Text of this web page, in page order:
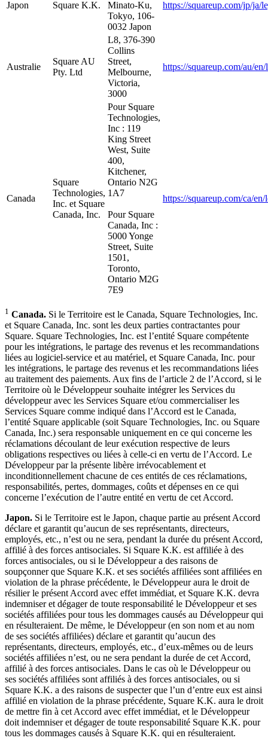
Japon Square K.K.
Minato-Ku,
Tokyo, 106-
0032 Japon
https://squareup.com/jp/ja/
Australie
Square AU
Pty. Ltd
L8, 376-390
Collins
Street,
Melbourne,
Victoria,
3000
https://squareup.com/au/
Canada
Square
Technologies,
Inc. et Square
Canada, Inc.
Pour Square
Technologies,
Inc : 119
King Street
West, Suite
400,
Kitchener,
Ontario N2G
1A7
Pour Square
Canada, Inc :
5000 Yonge
Street, Suite
1501,
Toronto,
Ontario M2G
7E9
https://squareup.com/ca/
1 Canada. Si le Territoire est le Canada, Square Technologies, Inc.
et Square Canada, Inc. sont les deux parties contractantes pour
Square. Square Technologies, Inc. est l’entité Square compétente
pour les intégrations, le partage des revenus et les recommandations
liées au logiciel-service et au matériel, et Square Canada, Inc. pour
les intégrations, le partage des revenus et les recommandations liées
au traitement des paiements. Aux fins de l’article 2 de l’Accord, si le
Territoire où le Développeur souhaite intégrer les Services du
développeur avec les Services Square et/ou commercialiser les
Services Square comme indiqué dans l’Accord est le Canada,
l’entité Square applicable (soit Square Technologies, Inc. ou Square
Canada, Inc.) sera responsable uniquement en ce qui concerne les
réclamations découlant de leur exécution respective de leurs
obligations respectives ou liées à celle-ci en vertu de l’Accord. Le
Développeur par la présente libère irrévocablement et
inconditionnellement chacune de ces entités de ces réclamations,
responsabilités, pertes, dommages, coûts et dépenses en ce qui
concerne l’exécution de l’autre entité en vertu de cet Accord.
Japon. Si le Territoire est le Japon, chaque partie au présent Accord
déclare et garantit qu’aucun de ses représentants, directeurs,
employés, etc., n’est ou ne sera, pendant la durée du présent Accord,
affilié à des forces antisociales. Si Square K.K. est affiliée à des
forces antisociales, ou si le Développeur a des raisons de
soupçonner que Square K.K. et ses sociétés affiliées sont affiliées en
violation de la phrase précédente, le Développeur aura le droit de
résilier le présent Accord avec effet immédiat, et Square K.K. devra
indemniser et dégager de toute responsabilité le Développeur et ses
sociétés affiliées pour tous les dommages causés au Développeur qui
en résulteraient. De même, le Développeur (en son nom et au nom
de ses sociétés affiliées) déclare et garantit qu’aucun des
représentants, directeurs, employés, etc., d’eux-mêmes ou de leurs
sociétés affiliées n’est, ou ne sera pendant la durée de cet Accord,
affilié à des forces antisociales. Dans le cas où le Développeur ou
ses sociétés affiliées sont affiliés à des forces antisociales, ou si
Square K.K. a des raisons de suspecter que l’un d’entre eux est ainsi
affilié en violation de la phrase précédente, Square K.K. aura le droit
de mettre fin à cet Accord avec effet immédiat, et le Développeur
doit indemniser et dégager de toute responsabilité Square K.K. pour
tous les dommages causés à Square K.K. qui en résulteraient.